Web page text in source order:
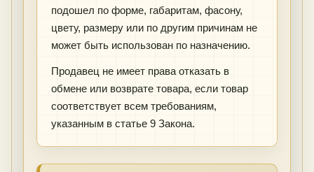
подошел по форме, габаритам, фасону,
цвету, размеру или по другим причинам не
может быть использован по назначению.
Продавец не имеет права отказать в
обмене или возврате товара, если товар
соответствует всем требованиям,
указанным в статье 9 Закона.